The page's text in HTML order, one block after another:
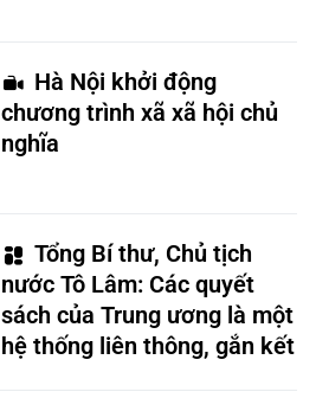
Hà Nội khởi động
chương trình xã xã hội chủ
nghĩa
Tổng Bí thư, Chủ tịch
nước Tô Lâm: Các quyết
sách của Trung ương là một
hệ thống liên thông, gắn kết